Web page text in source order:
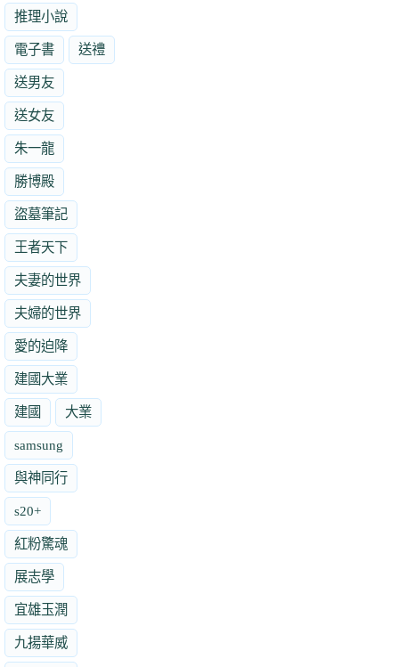
推理小說
電子書 送禮
送男友
送女友
朱一龍
勝博殿
盜墓筆記
王者天下
夫妻的世界
夫婦的世界
愛的迫降
建國大業
建國 大業
samsung
與神同行
s20+
紅粉驚魂
展志學
宜雄玉潤
九揚華威